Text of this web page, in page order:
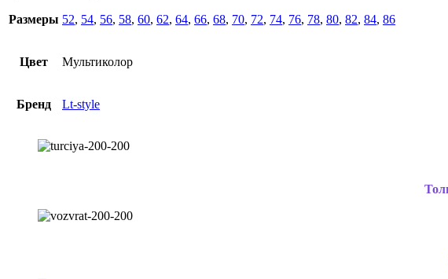
Размеры 52, 54, 56, 58, 60, 62, 64, 66, 68, 70, 72, 74, 76, 78, 80, 82, 84, 86
Цвет Мультиколор
Бренд Lt-style